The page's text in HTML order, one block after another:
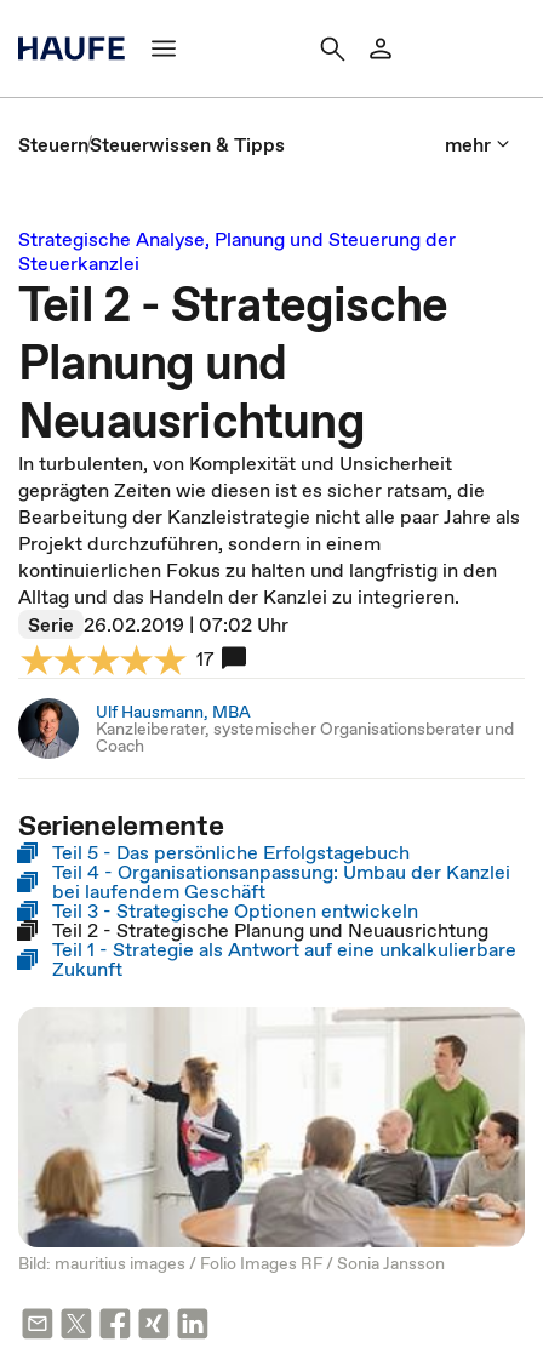
SteuernSteuerwissen & Tipps mehr
Strategische Analyse, Planung und Steuerung der
Steuerkanzlei
Teil 2 - Strategische
Planung und
Neuausrichtung
In turbulenten, von Komplexität und Unsicherheit
geprägten Zeiten wie diesen ist es sicher ratsam, die
Bearbeitung der Kanzleistrategie nicht alle paar Jahre als
Projekt durchzuführen, sondern in einem
kontinuierlichen Fokus zu halten und langfristig in den
Alltag und das Handeln der Kanzlei zu integrieren.
Serie 26.02.2019 | 07:02 Uhr
17
Ulf Hausmann, MBA
Kanzleiberater, systemischer Organisationsberater und
Coach
Serienelemente
Teil 5 - Das persönliche Erfolgstagebuch
Teil 4 - Organisationsanpassung: Umbau der Kanzlei
bei laufendem Geschäft
Teil 3 - Strategische Optionen entwickeln
Teil 2 - Strategische Planung und Neuausrichtung
Teil 1 - Strategie als Antwort auf eine unkalkulierbare
Zukunft
Bild: mauritius images / Folio Images RF / Sonia Jansson